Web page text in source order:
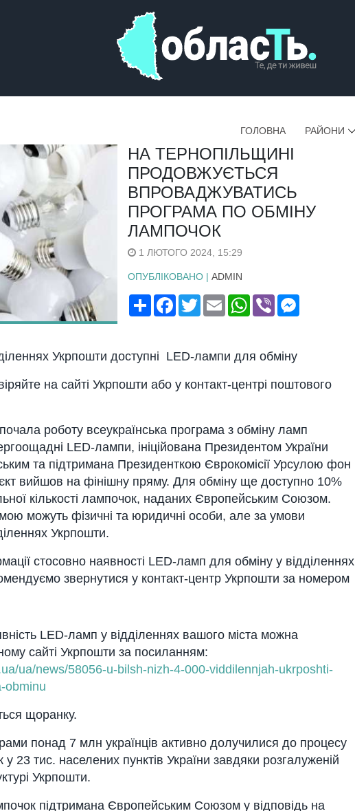
ГОЛОВНА РАЙОНИ
НА ТЕРНОПІЛЬЩИНІ
ПРОДОВЖУЄТЬСЯ
ВПРОВАДЖУВАТИСЬ
ПРОГРАМА ПО ОБМІНУ
ЛАМПОЧОК
1 ЛЮТОГО 2024, 15:29
ОПУБЛІКОВАНО | ADMIN
ПоширитиFacebook
TwitterEmail WhatsApp
Viber
Укрпошти доступні LED-лампи для обміну
на сайті Укрпошти або у контакт-центрі поштового
роботу всеукраїнська програма з обміну ламп
LED-лампи, ініційована Президентом України
та підтримана Президенткою Єврокомісії Урсулою фон
вийшов на фінішну пряму. Для обміну ще доступно 10%
кількості лампочок, наданих Європейським Союзом.
можуть фізичні та юридичні особи, але за умови
Укрпошти.
стосовно наявності LED-ламп для обміну у відділеннях
звернутися у контакт-центр Укрпошти за номером
LED-ламп у відділеннях вашого міста можна
сайті Укрпошти за посиланням:
ua/news/58056-u-bilsh-nizh-4-000-viddilennjah-ukrposhti-
obminu
щоранку.
понад 7 млн українців активно долучилися до процесу
у 23 тис. населених пунктів України завдяки розгалуженій
Укрпошти.
підтримана Європейським Союзом у відповідь на